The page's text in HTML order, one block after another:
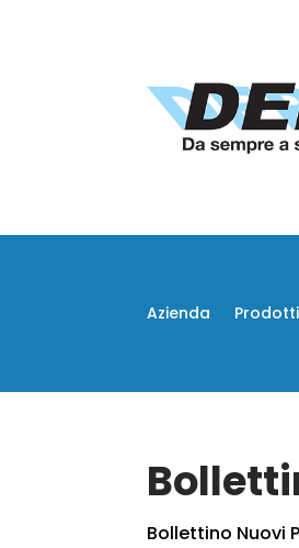
Azienda Prodotti
Bollettino Nuovi